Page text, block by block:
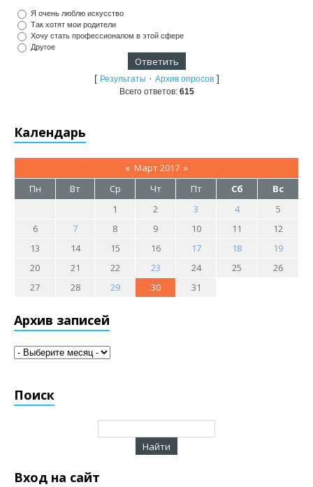
Я очень люблю искусство
Так хотят мои родители
Хочу стать профессионалом в этой сфере
Другое
[ Результаты · Архив опросов]
Всего ответов: 615
Календарь
« Март 2017 »
Пн
Вт Ср Чт Пт Сб
Вс
1
2 3 4
5
6
7 8 9 10 11
12
13
14 15 16 17 18
19
20
21 22 23 24 25
26
27
28 29 30 31
Архив записей
Поиск
Вход на сайт